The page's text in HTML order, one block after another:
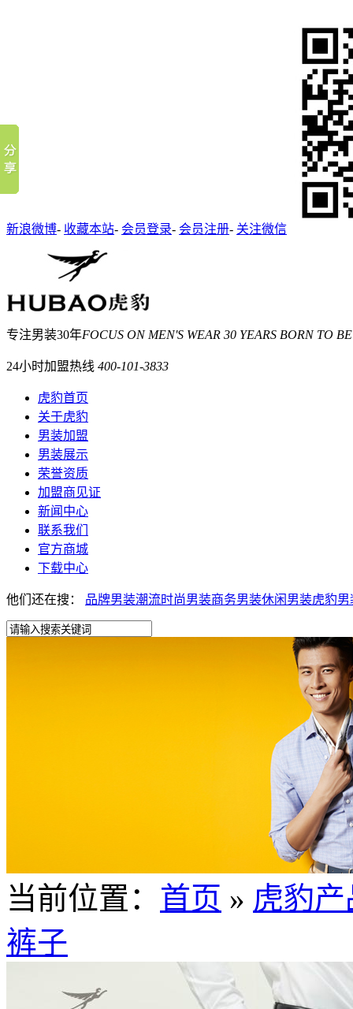
新浪微博- 收藏本站- 会员登录- 会员注册- 关注微信
专注男装30年FOCUS ON MEN'S WEAR 30 YEARS BORN TO
24小时加盟热线 400-101-3833
虎豹首页
关于虎豹
男装加盟
男装展示
荣誉资质
加盟商见证
新闻中心
联系我们
官方商城
下载中心
他们还在搜： 品牌男装潮流时尚男装商务男装休闲男装虎豹男
当前位置： 首页 » 虎豹
裤子